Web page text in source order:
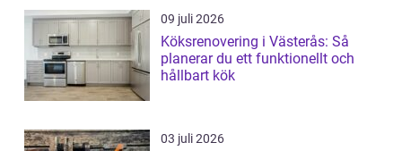
09 juli 2026
Köksrenovering i Västerås: Så
planerar du ett funktionellt och
hållbart kök
03 juli 2026